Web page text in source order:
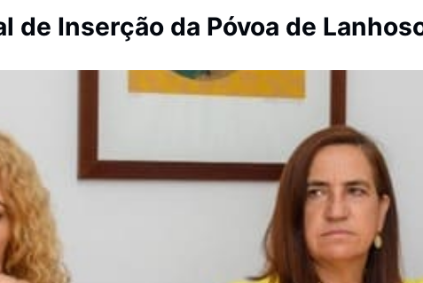
de Inserção da Póvoa de